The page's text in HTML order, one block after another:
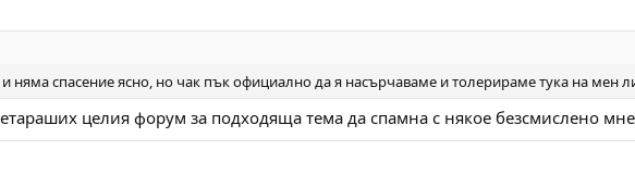
и няма спасение ясно, но чак пък официално да я насърчаваме и толерираме тука на мен
целия форум за подходяща тема да спамна с някое безсмислено